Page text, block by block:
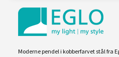
Moderne pendel i kobberfarvet stål fra